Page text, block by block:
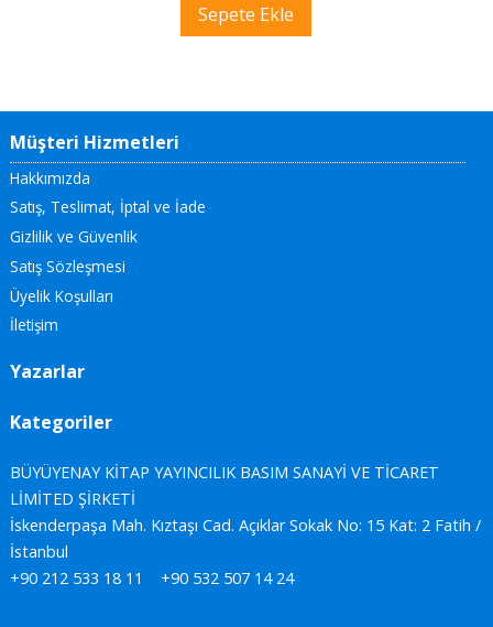
Sepete Ekle
Müşteri Hizmetleri
Hakkımızda
Satış, Teslimat, İptal ve İade
Gizlilik ve Güvenlik
Satış Sözleşmesi
Üyelik Koşulları
İletişim
Yazarlar
Kategoriler
BÜYÜYENAY KİTAP YAYINCILIK BASIM SANAYİ VE TİCARET
LİMİTED ŞİRKETİ
İskenderpaşa Mah. Kıztaşı Cad. Açıklar Sokak No: 15 Kat: 2 Fatih /
İstanbul
+90 212 533 18 11
+90 532 507 14 24